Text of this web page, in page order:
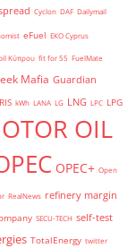
Cyclon DAF Dailymail
eFuel EKO Cyprus
Κύπρου fit for 55 FuelMate
Mafia Guardian
kWh LANA LG LNG LPC LPG
OIL
OPEC+ Open
RealNews refinery margin
SECU-TECH self-test
TotalEnergy twitter